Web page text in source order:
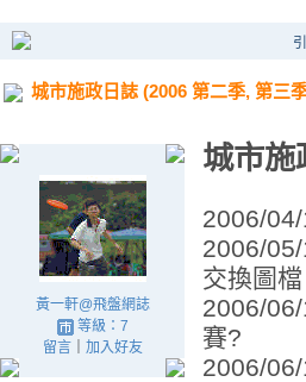
城市施政日誌 (2006 第二季, 第三
黃一軒@飛盤網誌
等級：7
留言｜ 加入好友
城市施
2006/
2006/
交換圖檔
2006/
賽?
2006/